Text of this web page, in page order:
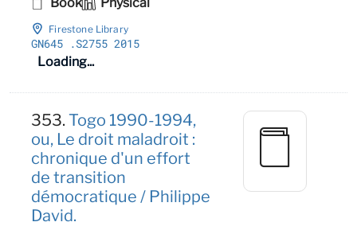
Firestone Library
GN645 .S2755 2015
Loading...
353.Togo 1990-1994,
ou, Le droit maladroit :
chronique d'un effort
de transition
démocratique / Philippe
David.